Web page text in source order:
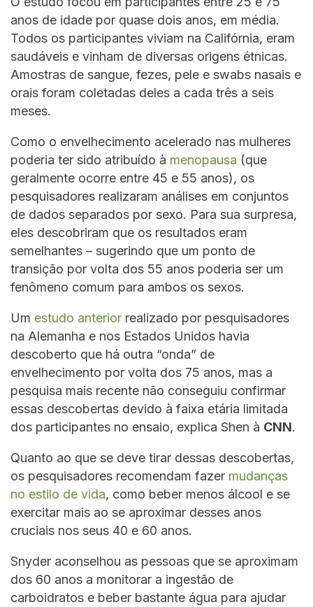
anos de idade por quase dois anos, em média.
Todos os participantes viviam na Califórnia, eram
saudáveis e vinham de diversas origens étnicas.
Amostras de sangue, fezes, pele e swabs nasais e
orais foram coletadas deles a cada três a seis
meses.
Como o envelhecimento acelerado nas mulheres
poderia ter sido atribuído à menopausa (que
geralmente ocorre entre 45 e 55 anos), os
pesquisadores realizaram análises em conjuntos
de dados separados por sexo. Para sua surpresa,
eles descobriram que os resultados eram
semelhantes – sugerindo que um ponto de
transição por volta dos 55 anos poderia ser um
fenômeno comum para ambos os sexos.
Um estudo anterior realizado por pesquisadores
na Alemanha e nos Estados Unidos havia
descoberto que há outra “onda” de
envelhecimento por volta dos 75 anos, mas a
pesquisa mais recente não conseguiu confirmar
essas descobertas devido à faixa etária limitada
dos participantes no ensaio, explica Shen à CNN.
Quanto ao que se deve tirar dessas descobertas,
os pesquisadores recomendam fazer mudanças
no estilo de vida, como beber menos álcool e se
exercitar mais ao se aproximar desses anos
cruciais nos seus 40 e 60 anos.
Snyder aconselhou as pessoas que se aproximam
dos 60 anos a monitorar a ingestão de
carboidratos e beber bastante água para ajudar